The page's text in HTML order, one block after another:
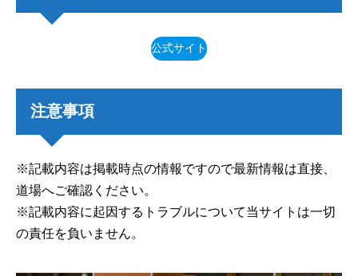
公式サイト
注意事項
※記載内容は掲載時点の情報ですので最新情報は直接、
道場へご確認ください。
※記載内容に起因するトラブルについて当サイトは一切
の責任を負いません。